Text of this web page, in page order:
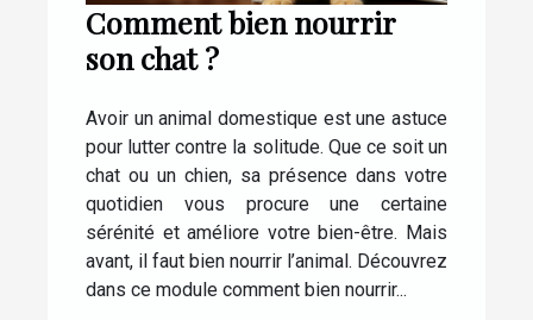
Comment bien nourrir
son chat ?
Avoir un animal domestique est une astuce
pour lutter contre la solitude. Que ce soit un
chat ou un chien, sa présence dans votre
quotidien vous procure une certaine
sérénité et améliore votre bien-être. Mais
avant, il faut bien nourrir l’animal. Découvrez
dans ce module comment bien nourrir...